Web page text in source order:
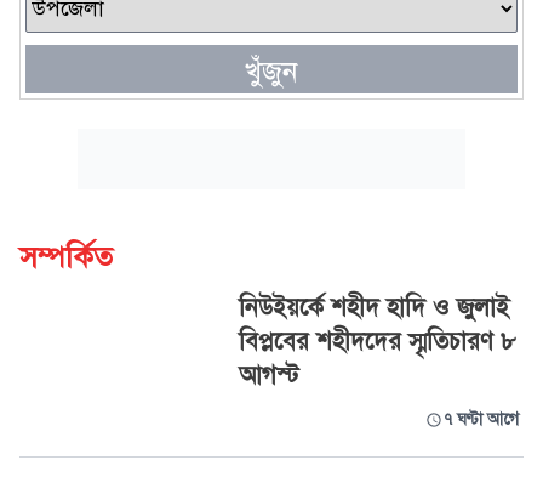
খুঁজুন
সম্পর্কিত
নিউইয়র্কে শহীদ হাদি ও জুলাই
বিপ্লবের শহীদদের স্মৃতিচারণ ৮
আগস্ট
৭ ঘণ্টা আগে